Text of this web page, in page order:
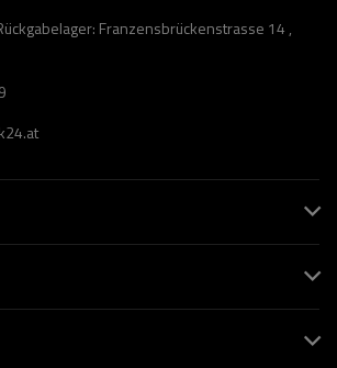
Franzensbrückenstrasse 14 ,